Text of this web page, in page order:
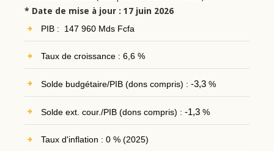
* Date de mise à jour : 17 juin 2026
PIB : 147 960 Mds Fcfa
Taux de croissance : 6,6 %
Solde budgétaire/PIB (dons compris) : -3,3%
Solde ext. cour./PIB (dons compris) : -1,3%
Taux d'inflation : 0 % (2025)